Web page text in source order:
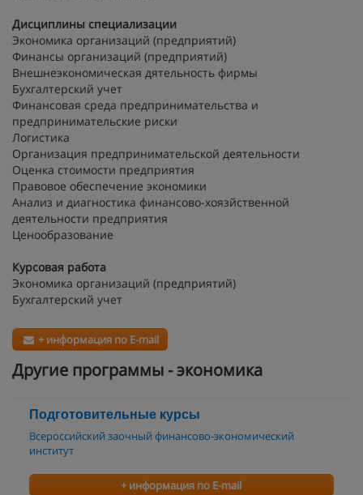
Дисциплины специализации
Экономика организаций (предприятий)
Финансы организаций (предприятий)
Внешнеэкономическая дятельность фирмы
Бухгалтерский учет
Финансовая среда предпринимательства и
предпринимательские риски
Логистика
Организация предпринимательской деятельности
Оценка стоимости предприятия
Правовое обеспечение экономики
Анализ и диагностика финансово-хоязйственной
деятельности предприятия
Ценообразование
Курсовая работа
Экономика организаций (предприятий)
Бухгалтерский учет
+ информация по E-mail
Другие программы - экономика
Подготовительные курсы
Всероссийский заочный финансово-экономический
институт
+ информация по E-mail